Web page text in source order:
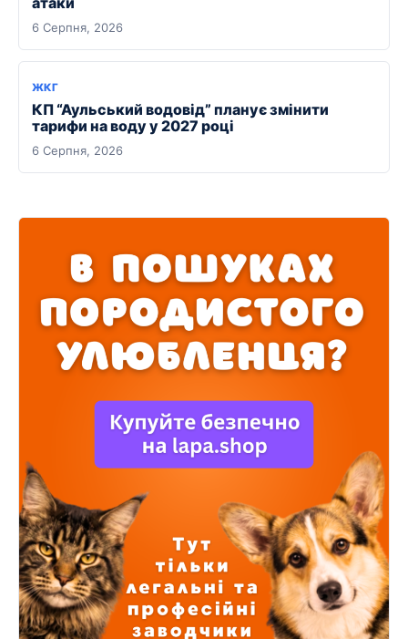
6 Серпня, 2026
ЖКГ
КП “Аульський водовід” планує змінити
тарифи на воду у 2027 році
6 Серпня, 2026